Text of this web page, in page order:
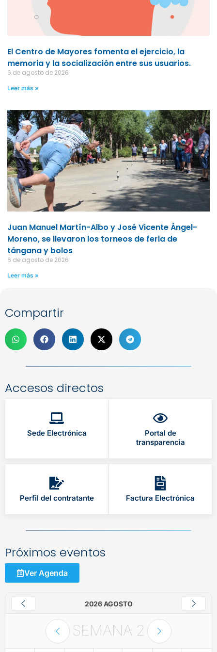
El Centro de Mayores fomenta el ejercicio, la
memoria y la socialización entre sus usuarios.
6 de agosto de 2026
Leer más »
Juan Manuel Martín-Albo y José Vicente Ángel-
Moreno, se llevaron los torneos de feria de
tángana y bolos
6 de agosto de 2026
Leer más »
Compartir
Accesos directos
Sede Electrónica
Portal de
transparencia
Perfil del contratante Factura Electrónica
Próximos eventos
Ver Agenda
2026 AGOSTO
SEMANA 2